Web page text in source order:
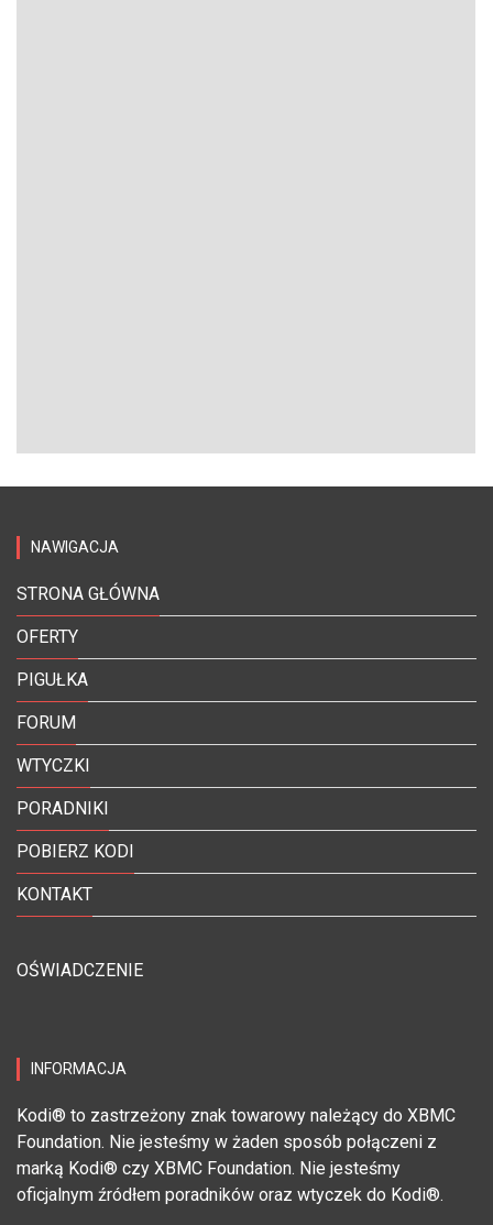
NAWIGACJA
STRONA GŁÓWNA
OFERTY
PIGUŁKA
FORUM
WTYCZKI
PORADNIKI
POBIERZ KODI
KONTAKT
OŚWIADCZENIE
INFORMACJA
Kodi® to zastrzeżony znak towarowy należący do XBMC
Foundation. Nie jesteśmy w żaden sposób połączeni z
marką Kodi® czy XBMC Foundation. Nie jesteśmy
oficjalnym źródłem poradników oraz wtyczek do Kodi®.